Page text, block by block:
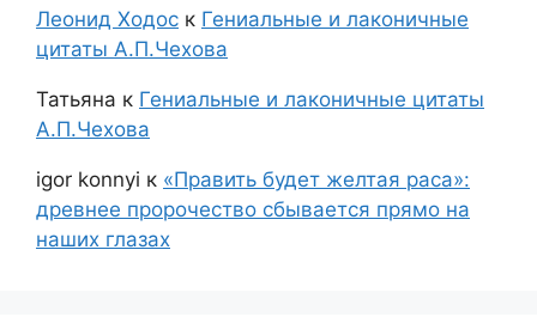
Леонид Ходос к Гениальные и лаконичные
цитаты А.П.Чехова
Татьяна к Гениальные и лаконичные цитаты
А.П.Чехова
igor konnyi к «Править будет желтая раса»:
древнее пророчество сбывается прямо на
наших глазах